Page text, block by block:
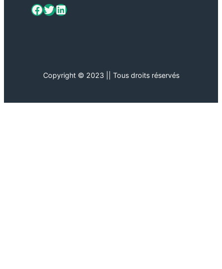
ViaMétiers sur Facebook Twitter LinkedIn
Copyright © 2023 || Tous droits réservés